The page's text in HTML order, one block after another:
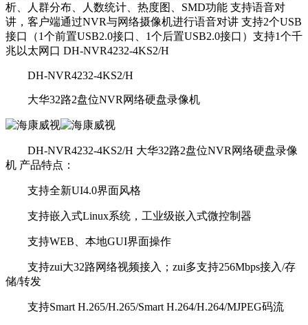
析、人群分布、人数统计、热度图、SMD功能 支持语音对
讲，客户端通过NVR与网络摄像机进行语音对讲 支持2个USB
接口（1个前置USB2.0接口、1个后置USB2.0接口）支持1个千
兆以太网口 DH-NVR4232-4KS2/H
DH-NVR4232-4KS2/H
大华32路2盘位NVR网络硬盘录像机
DH-NVR4232-4KS2/H 大华32路2盘位NVR网络硬盘录像
机 产品特点：
支持全新UI4.0界面风格
支持嵌入式Linux系统，工业级嵌入式微控制器
支持WEB、本地GUI界面操作
支持zui大32路网络视频接入；zui多支持256Mbps接入/存
储/转发
支持Smart H.265/H.265/Smart H.264/H.264/MJPEG码流